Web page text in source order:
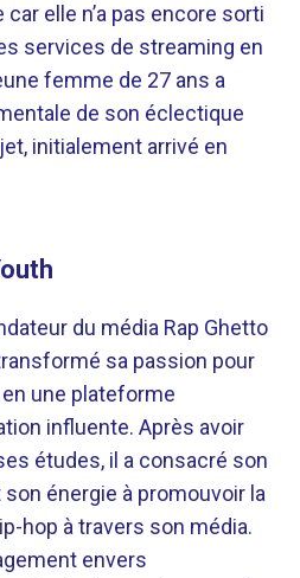
elle n’a pas encore sorti
services de streaming en
femme de 27 ans a
de son éclectique
initialement arrivé en
du média Rap Ghetto
sa passion pour
en une plateforme
influente. Après avoir
études, il a consacré son
énergie à promouvoir la
hop à travers son média.
envers